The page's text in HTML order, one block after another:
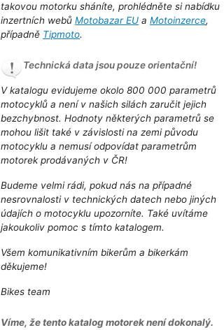
takovou motorku sháníte, prohlédněte si nabídku
inzertních webůMotobazar EU aMotoinzerce,
případně Tipmoto.
Technická data jsou pouze orientační!
V katalogu evidujeme okolo 800 000 parametrů
motocyklů a není v našich silách zaručit jejich
bezchybnost. Hodnoty některých parametrů se
mohou lišit také v závislosti na zemi původu
motocyklu a nemusí odpovídat parametrům
motorek prodávaných v ČR!
Budeme velmi rádi, pokud nás na případné
nesrovnalosti v technických datech nebo jiných
údajích o motocyklu upozorníte. Také uvítáme
jakoukoliv pomoc s tímto katalogem.
Všem komunikativním bikerům a bikerkám
děkujeme!
Bikes team
Víme, že tento katalog motorek není dokonalý.